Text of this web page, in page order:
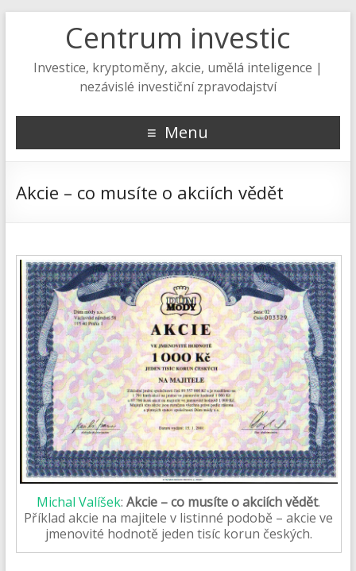
Centrum investic
Investice, kryptoměny, akcie, umělá inteligence |
nezávislé investiční zpravodajství
Menu
Akcie – co musíte o akciích vědět
Michal Valíšek:Akcie – co musíte o akciích vědět.
Příklad akcie na majitele v listinné podobě – akcie ve
jmenovité hodnotě jeden tisíc korun českých.